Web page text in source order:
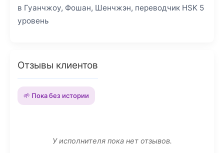
в Гуанчжоу, Фошан, Шенчжэн, переводчик HSK 5
уровень
Отзывы клиентов
🌱 Пока без истории
У исполнителя пока нет отзывов.